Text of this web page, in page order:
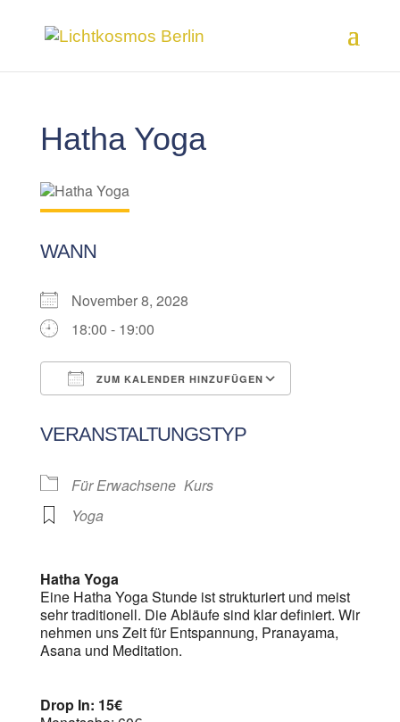
Hatha Yoga
WANN
November 8, 2028
18:00 - 19:00
ZUM KALENDER HINZUFÜGEN
VERANSTALTUNGSTYP
Für Erwachsene Kurs
Yoga
Hatha Yoga
Eine Hatha Yoga Stunde ist strukturiert und meist
sehr traditionell. Die Abläufe sind klar definiert. Wir
nehmen uns Zeit für Entspannung, Pranayama,
Asana und Meditation.
Drop In: 15€